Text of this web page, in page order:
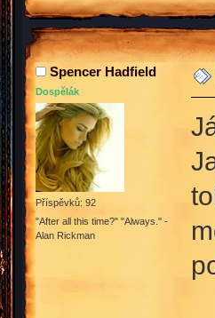
Spencer Hadfield
Dospělák
Příspěvků: 92
"After all this time?" "Always." -
Alan Rickman